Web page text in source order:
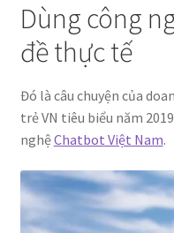
Dùng công
đề thực tế
Đó là câu chuyện của
trẻ VN tiêu biểu năm
nghệChatbot Việt Nam.